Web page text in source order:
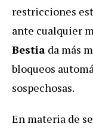
restricciones
ante cualquier
Bestia da más
bloqueos
sospechosas.
En materia de